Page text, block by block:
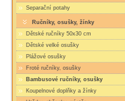
Separační potahy
Ručníky, osušky, žínky
Dětské ručníky 50x30 cm
Dětské velké osušky
Plážové osušky
Froté ručníky, osušky
Bambusové ručníky, osušky
Koupelnové doplňky a žínky